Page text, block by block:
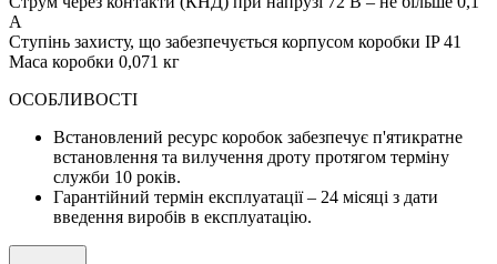
А
Ступінь захисту, що забезпечується корпусом коробки IP 41
Маса коробки 0,071 кг
ОСОБЛИВОСТІ
Встановлений ресурс коробок забезпечує п'ятикратне
встановлення та вилучення дроту протягом терміну
служби 10 років.
Гарантійний термін експлуатації – 24 місяці з дати
введення виробів в експлуатацію.